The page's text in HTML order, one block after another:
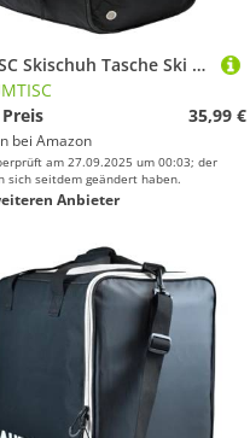
AUMTISC Skischuh Tasche Ski Rucksack- Snowboard Stiefel Tasche Skischuh Rucksack für Flying Air Handschuhe Jacke Goggle
35,99 €
bei Amazon
am 27.09.2025 um 00:03; der
sich seitdem geändert haben.
Anbieter